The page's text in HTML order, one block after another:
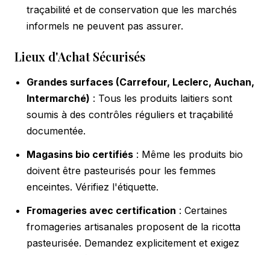
traçabilité et de conservation que les marchés
informels ne peuvent pas assurer.
Lieux d'Achat Sécurisés
Grandes surfaces (Carrefour, Leclerc, Auchan,
Intermarché) : Tous les produits laitiers sont
soumis à des contrôles réguliers et traçabilité
documentée.
Magasins bio certifiés : Même les produits bio
doivent être pasteurisés pour les femmes
enceintes. Vérifiez l'étiquette.
Fromageries avec certification : Certaines
fromageries artisanales proposent de la ricotta
pasteurisée. Demandez explicitement et exigez